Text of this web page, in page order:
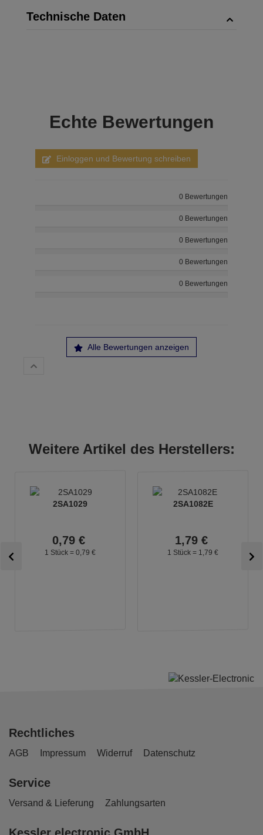
Technische Daten
Echte Bewertungen
Einloggen und Bewertung schreiben
0 Bewertungen
0 Bewertungen
0 Bewertungen
0 Bewertungen
0 Bewertungen
Alle Bewertungen anzeigen
Weitere Artikel des Herstellers:
2SA1029
0,79 €
1 Stück = 0, 79 €
2SA1082E
1,79 €
1 Stück = 1, 79 €
Rechtliches
AGB Impressum Widerruf Datenschutz
Service
Versand & Lieferung Zahlungsarten